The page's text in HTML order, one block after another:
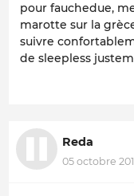
pour fauchedue,
marotte sur la
suivre
de sleepless
Reda
05 octobre